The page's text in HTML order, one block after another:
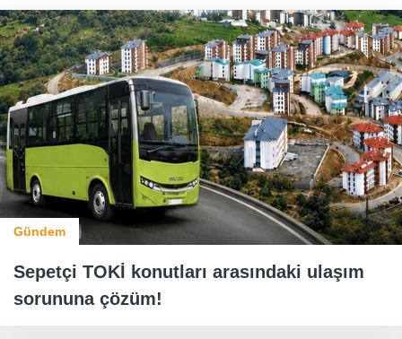
Gündem
Sepetçi TOKİ konutları arasındaki ulaşım
sorununa çözüm!